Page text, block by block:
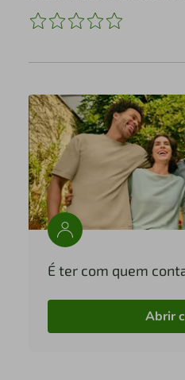
É ter com quem
Abrir